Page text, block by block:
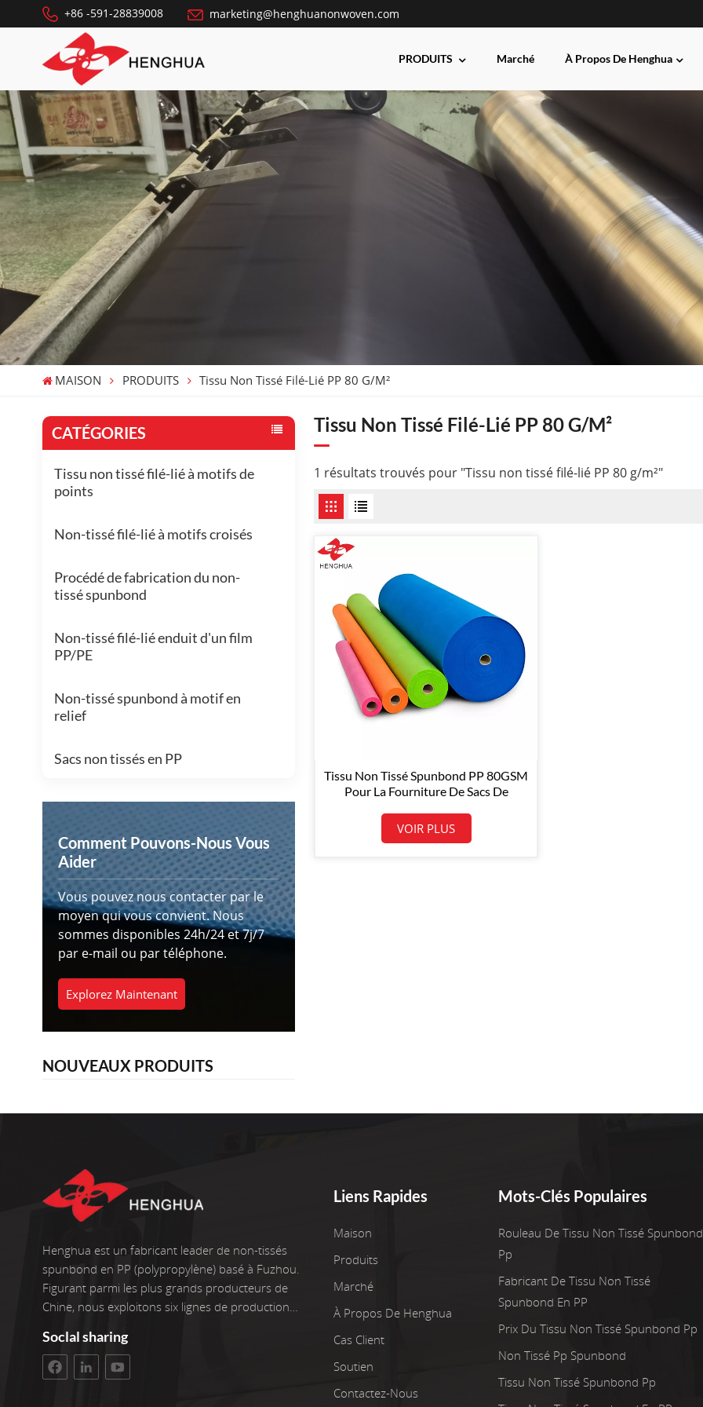
+86 -591-28839008 marketing@henghuanonwoven.com
PRODUITS Marché À Propos De Henghua
MAISON PRODUITS Tissu Non Tissé Filé-Lié PP 80 G/m²
CATÉGORIES
Tissu non tissé filé-lié à motifs de
points
Non-tissé filé-lié à motifs croisés
Procédé de fabrication du non-
tissé spunbond
Non-tissé filé-lié enduit d'un film
PP/PE
Non-tissé spunbond à motif en
relief
Sacs non tissés en PP
Comment Pouvons-Nous Vous
Aider
Vous pouvez nous contacter par le
moyen qui vous convient. Nous
sommes disponibles 24h/24 et 7j/7
par e-mail ou par téléphone.
Explorez Maintenant
NOUVEAUX PRODUITS
Tissu Non Tissé Filé-Lié PP 80 G/m²
1 résultats trouvés pour "Tissu non tissé filé-lié PP 80 g/m²"
Tissu Non Tissé Spunbond PP 80GSM
Pour La Fourniture De Sacs De
VOIR PLUS
Henghua est un fabricant leader de non-tissés
spunbond en PP (polypropylène) basé à Fuzhou.
Figurant parmi les plus grands producteurs de
Chine, nous exploitons six lignes de production
installations couvrent une superficie d'atelier de
3 400 m². L'investissement brut s'élève à 100
millions de yuans. Nous sommes fiers de plus
Soclal sharing
Liens Rapides
Maison
Produits
Marché
À Propos De Henghua
Cas Client
Soutien
Contactez-Nous
Mots-Clés Populaires
Rouleau De Tissu Non Tissé Spunbond
Pp
Fabricant De Tissu Non Tissé
Spunbond En PP
Prix Du Tissu Non Tissé Spunbond Pp
Non Tissé Pp Spunbond
Tissu Non Tissé Spunbond Pp